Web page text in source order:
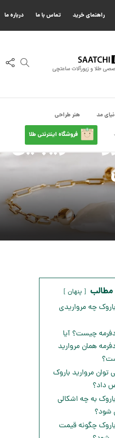
درباره ما تماس با ما راهنمای خرید
مد هنر طراحی
فروشگاه اینترنتی طلا
زیبایی
پنهان
چه مرواریدی
چیست؟ آیا
همان مروارید
توان مروارید باروک
داد؟
به چه اشکالی
شود؟
باروک چگونه قیمت